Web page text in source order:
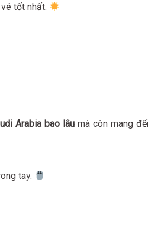
tốt nhất.
Arabia bao lâumà còn mang
tay.